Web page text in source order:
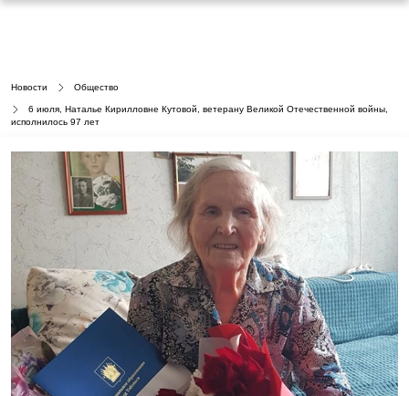
Новости Общество
6 июля, Наталье Кирилловне Кутовой, ветерану Великой Отечественной войны,
исполнилось 97 лет